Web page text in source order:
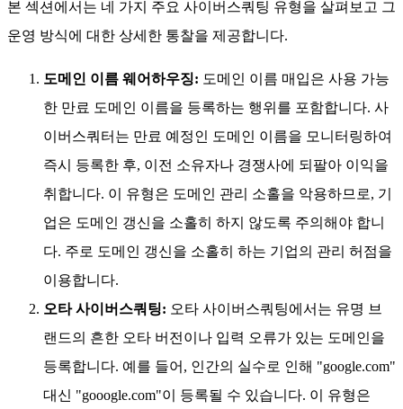
본 섹션에서는 네 가지 주요 사이버스쿼팅 유형을 살펴보고 그
운영 방식에 대한 상세한 통찰을 제공합니다.
도메인 이름 웨어하우징: 도메인 이름 매입은 사용 가능
한 만료 도메인 이름을 등록하는 행위를 포함합니다. 사
이버스쿼터는 만료 예정인 도메인 이름을 모니터링하여
즉시 등록한 후, 이전 소유자나 경쟁사에 되팔아 이익을
취합니다. 이 유형은 도메인 관리 소홀을 악용하므로, 기
업은 도메인 갱신을 소홀히 하지 않도록 주의해야 합니
다. 주로 도메인 갱신을 소홀히 하는 기업의 관리 허점을
이용합니다.
오타 사이버스쿼팅: 오타 사이버스쿼팅에서는 유명 브
랜드의 흔한 오타 버전이나 입력 오류가 있는 도메인을
등록합니다. 예를 들어, 인간의 실수로 인해 "google.com"
대신 "gooogle.com"이 등록될 수 있습니다. 이 유형은